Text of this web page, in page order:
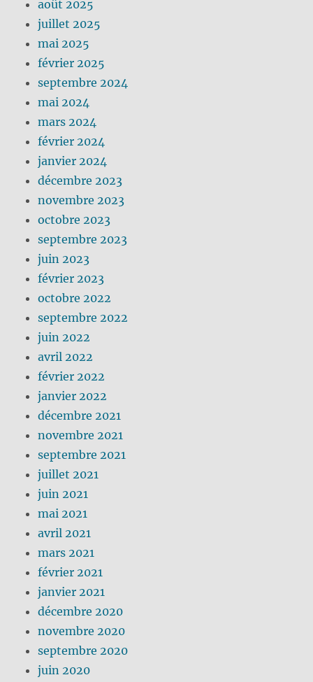
août 2025
juillet 2025
mai 2025
février 2025
septembre 2024
mai 2024
mars 2024
février 2024
janvier 2024
décembre 2023
novembre 2023
octobre 2023
septembre 2023
juin 2023
février 2023
octobre 2022
septembre 2022
juin 2022
avril 2022
février 2022
janvier 2022
décembre 2021
novembre 2021
septembre 2021
juillet 2021
juin 2021
mai 2021
avril 2021
mars 2021
février 2021
janvier 2021
décembre 2020
novembre 2020
septembre 2020
juin 2020